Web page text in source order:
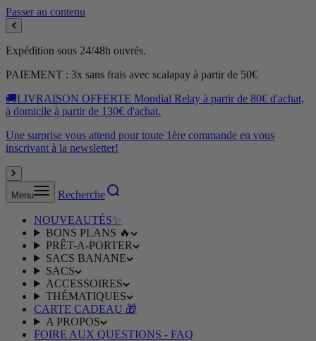
Passer au contenu
Expédition sous 24/48h ouvrés.
PAIEMENT : 3x sans frais avec scalapay à partir de 50€
🚚LIVRAISON OFFERTE Mondial Relay à partir de 80€ d'achat,
à domicile à partir de 130€ d'achat.
Une surprise vous attend pour toute 1ère commande en vous
inscrivant à la newsletter!
Menu Recherche
NOUVEAUTÉS✨
BONS PLANS 🔥
PRÊT-A-PORTER
SACS BANANE
SACS
ACCESSOIRES
THÉMATIQUES
CARTE CADEAU 🎁
A PROPOS
FOIRE AUX QUESTIONS - FAQ